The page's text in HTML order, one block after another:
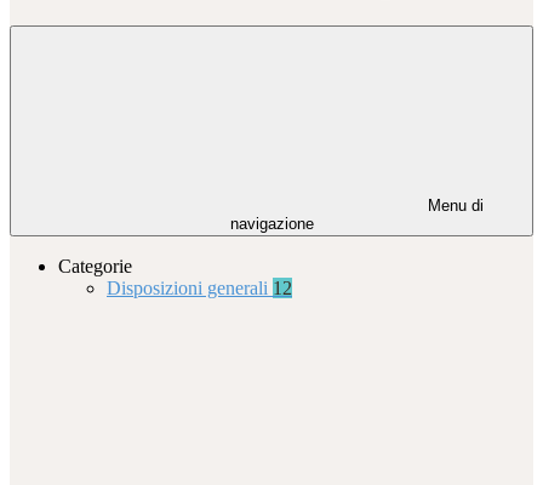
Menu di
navigazione
Categorie
Disposizioni generali 12